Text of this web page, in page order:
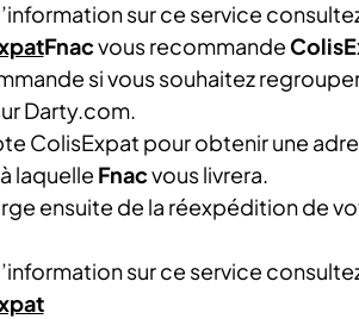
sur ce service
Fnacvous recommande
si vous souhaitez
Darty.com.
ColisExpat pour obtenir une
laquelle Fnacvous livrera.
ensuite de la réexpédition de
sur ce service